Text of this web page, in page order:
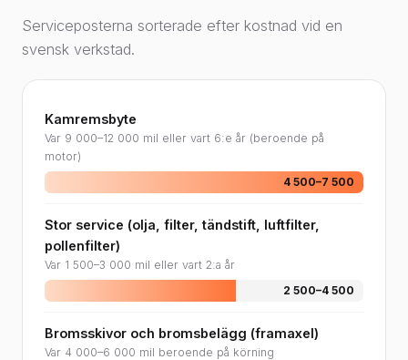
Serviceposterna sorterade efter kostnad vid en
svensk verkstad.
Kamremsbyte
Var 9 000–12 000 mil eller vart 6:e år (beroende på
motor)
4 500–7 500
Stor service (olja, filter, tändstift, luftfilter,
pollenfilter)
Var 1 500–3 000 mil eller vart 2:a år
2 500–4 500
Bromsskivor och bromsbelägg (framaxel)
Var 4 000–6 000 mil beroende på körning